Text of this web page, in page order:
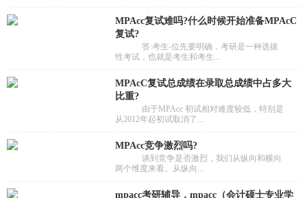
MPAcc复试难吗?什么时候开始准备MPAcC
复试?
答:考生-位先要明确，考研是一种选拔
性考试，也就是考生和考生...
MPAcC复试总成绩在录取总成绩中占多大
比重?
由于MPAcc 初试相对难度较低，特别是
从2012年起初试取消了...
MPAcc竞争激烈吗?
谈到竞争是否激烈，我们从纵向和横向
两个维度来看。从纵向...
mpacc考研辅导，mpacc（会计硕士专业学